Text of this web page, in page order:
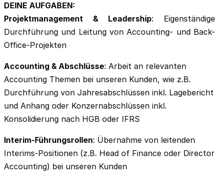
DEINE AUFGABEN:
Projektmanagement & Leadership: Eigenständige
Durchführung und Leitung vonAccounting- und Back-
Office-Projekten
Accounting & Abschlüsse: Arbeit an relevanten
Accounting Themen bei unseren Kunden, wie z.B.
Durchführung von Jahresabschlüssen inkl. Lagebericht
und Anhang oder Konzernabschlüssen inkl.
Konsolidierung nach HGB oder IFRS
Interim-Führungsrollen: Übernahme von leitenden
Interims-Positionen (z.B. Head of Finance oder Director
Accounting) bei unseren Kunden